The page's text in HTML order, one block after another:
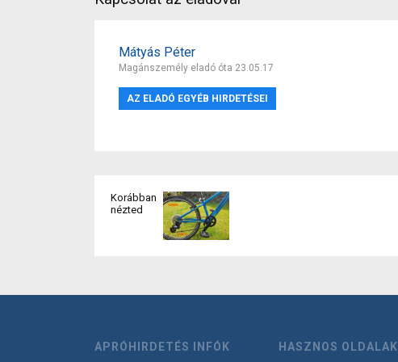
Mátyás Péter
Magánszemély eladó óta 23.05.17
AZ ELADÓ EGYÉB HIRDETÉSEI
Korábban
nézted
APRÓHIRDETÉS INFÓK HASZNOS OLDALAK